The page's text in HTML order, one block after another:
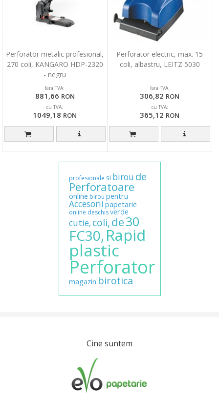
Perforator metalic profesional,
270 coli, KANGARO HDP-2320
- negru
fara TVA:
881,66 RON
cu TVA:
1049,18 RON
Perforator electric, max. 15
coli, albastru, LEITZ 5030
fara TVA:
306,82 RON
cu TVA:
365,12 RON
profesionale si birou de
Perforatoare
online birou pentru
Accesorii papetarie
online deschis verde
cutie,coli,de30
FC30, Rapid
plastic
Perforator
magazin birotica
Cine suntem